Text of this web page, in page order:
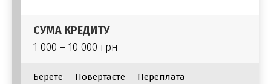
СУМА КРЕДИТУ
1 000 – 10 000 грн
Берете
Повертаєте
Переплата